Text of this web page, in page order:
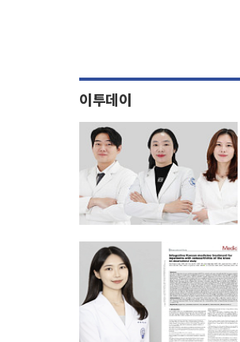
이투데이